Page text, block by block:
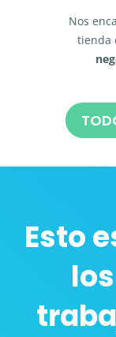
Nos
tienda
Esto